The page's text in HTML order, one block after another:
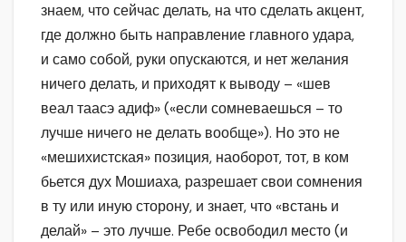
знаем, что сейчас делать, на что сделать акцент,
где должно быть направление главного удара,
и само собой, руки опускаются, и нет желания
ничего делать, и приходят к выводу – «шев
веал таасэ адиф» («если сомневаешься – то
лучше ничего не делать вообще»). Но это не
«мешихистская» позиция, наоборот, тот, в ком
бьется дух Мошиаха, разрешает свои сомнения
в ту или иную сторону, и знает, что «встань и
делай» – это лучше. Ребе освободил место (и